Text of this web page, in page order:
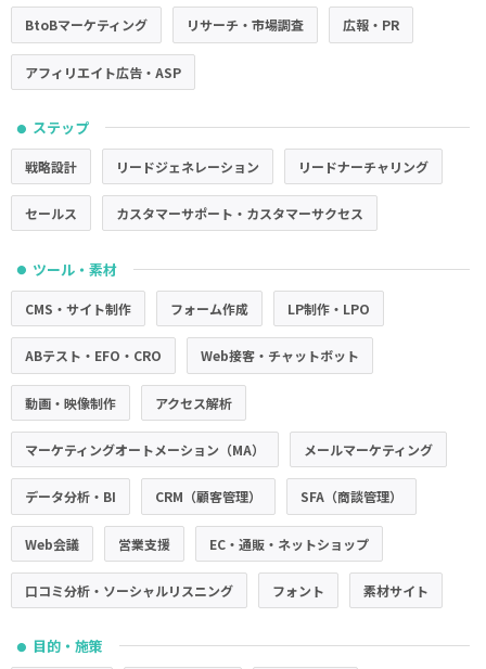
BtoBマーケティング リサーチ・市場調査 広報・PR
アフィリエイト広告・ASP
● ステップ
戦略設計 リードジェネレーション リードナーチャリング
セールス カスタマーサポート・カスタマーサクセス
● ツール・素材
CMS・サイト制作 フォーム作成 LP制作・LPO
ABテスト・EFO・CRO Web接客・チャットボット
動画・映像制作 アクセス解析
マーケティングオートメーション（MA） メールマーケティング
データ分析・BI CRM（顧客管理） SFA（商談管理）
Web会議 営業支援 EC・通販・ネットショップ
口コミ分析・ソーシャルリスニング フォント 素材サイト
● 目的・施策